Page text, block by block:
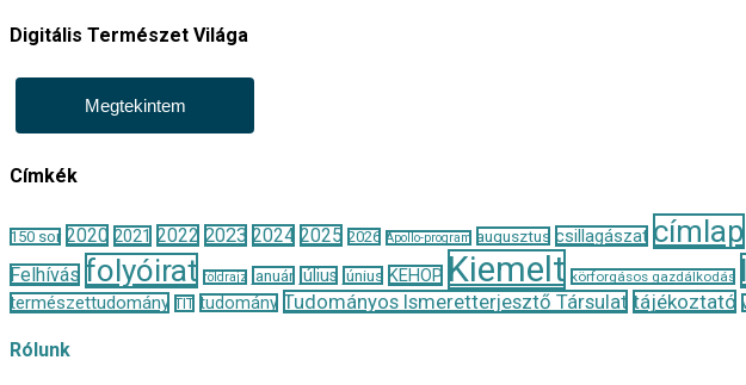
Digitális Természet Világa
Megtekintem
Címkék
150 sor 2020 2021 2022 2023 2024 2025 2026 Apollo-program augusztus csillagászat címlap
Felhívás folyóirat földrajz január július június KEHOP Kiemelt körforgásos gazdálkodás
természettudomány TIT tudomány Tudományos Ismeretterjesztő Társulat tájékoztató
Rólunk